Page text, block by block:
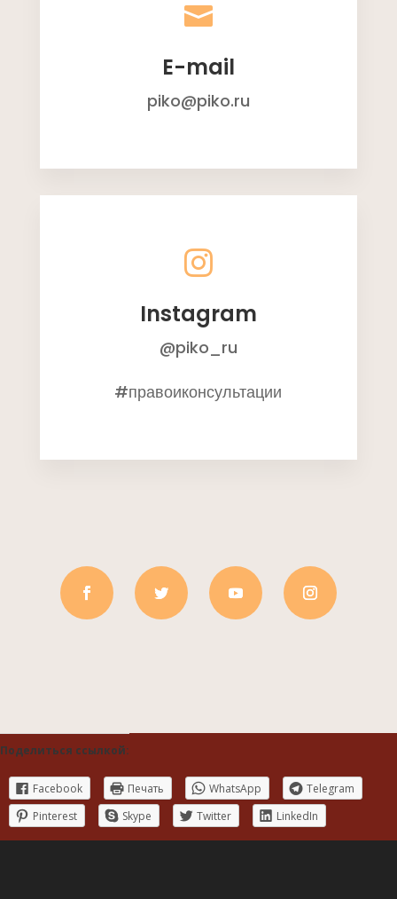

E-mail
piko@piko.ru

Instagram
@piko_ru
#правоиконсультации
Поделиться ссылкой:
Facebook Печать WhatsApp
Telegram
Pinterest
Skype Twitter LinkedIn